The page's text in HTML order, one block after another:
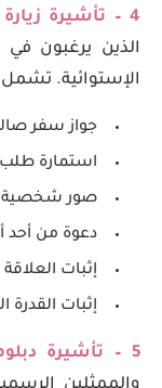
4 – تأشيرة زيارة عائلية (لم الشمل) :
الذين يرغبون في
الإستوائية. تشمل
جواز سفر
استمارة طلب
صور
دعوة من أحد
إثبات
إثبات القدرة
5 – تأشيرة دبلوماسية ورسمية :